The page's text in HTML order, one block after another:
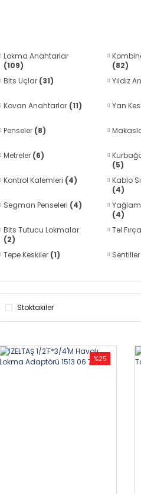
Lokma Anahtarlar
(109)
(82)
Bits Uçlar (31) Yıldız
Kovan Anahtarlar (11) Yan
Penseler (8)
Metreler (6)
(5)
Kontrol Kalemleri (4)
Kablo
(4)
Segman Penseleri (4)
(4)
Bits Tutucu Lokmalar
(2)
Tel
Tepe Keskiler (1) Sentiller
Stoktakiler
%25